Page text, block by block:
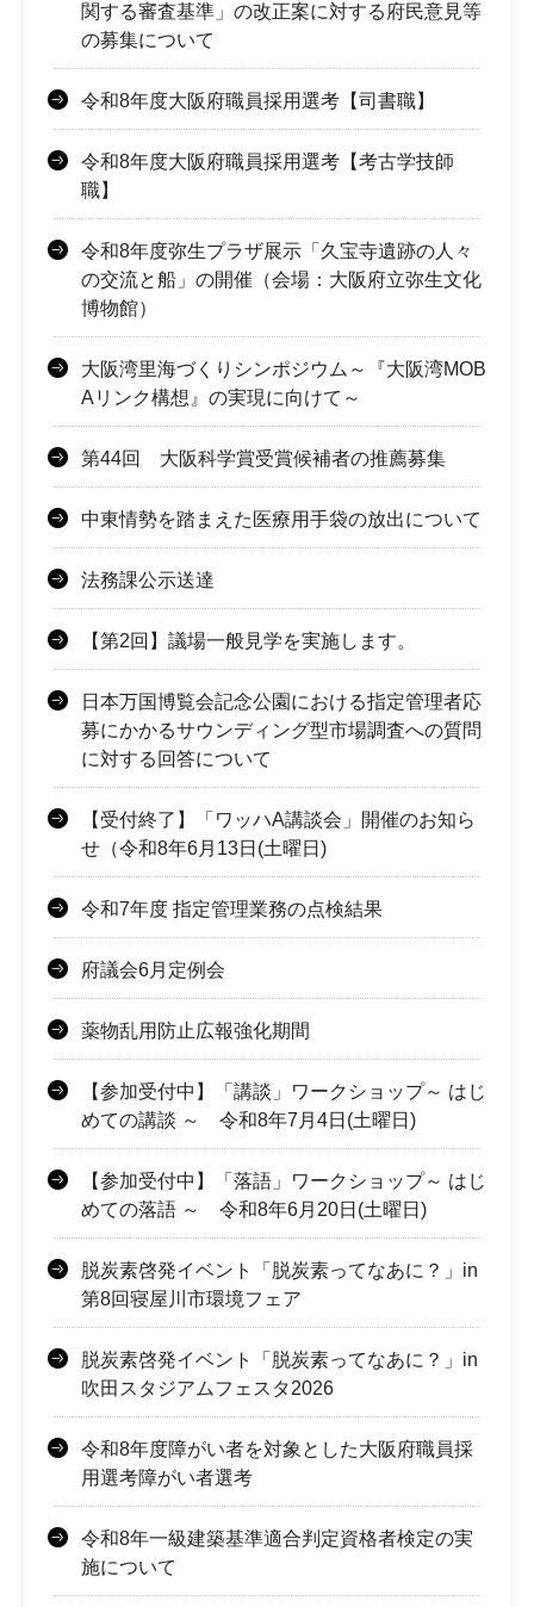
関する審査基準」の改正案に対する府民意見等
の募集について
令和8年度大阪府職員採用選考【司書職】
令和8年度大阪府職員採用選考【考古学技師
職】
令和8年度弥生プラザ展示「久宝寺遺跡の人々
の交流と船」の開催（会場：大阪府立弥生文化
博物館）
大阪湾里海づくりシンポジウム～『大阪湾MOB
Aリンク構想』の実現に向けて～
第44回 大阪科学賞受賞候補者の推薦募集
中東情勢を踏まえた医療用手袋の放出について
法務課公示送達
【第2回】議場一般見学を実施します。
日本万国博覧会記念公園における指定管理者応
募にかかるサウンディング型市場調査への質問
に対する回答について
【受付終了】「ワッハA講談会」開催のお知ら
せ（令和8年6月13日(土曜日)
令和7年度 指定管理業務の点検結果
府議会6月定例会
薬物乱用防止広報強化期間
【参加受付中】「講談」ワークショップ～ はじ
めての講談 ～ 令和8年7月4日(土曜日)
【参加受付中】「落語」ワークショップ～ はじ
めての落語 ～ 令和8年6月20日(土曜日)
脱炭素啓発イベント「脱炭素ってなあに？」in
第8回寝屋川市環境フェア
脱炭素啓発イベント「脱炭素ってなあに？」in
吹田スタジアムフェスタ2026
令和8年度障がい者を対象とした大阪府職員採
用選考障がい者選考
令和8年一級建築基準適合判定資格者検定の実
施について